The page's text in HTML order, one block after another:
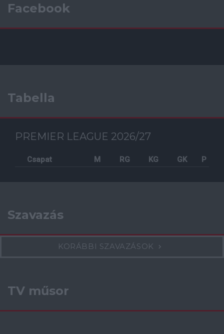
Facebook
Tabella
PREMIER LEAGUE 2026/27
Csapat M RG KG GK P
Szavazás
KORÁBBI SZAVAZÁSOK
TV műsor